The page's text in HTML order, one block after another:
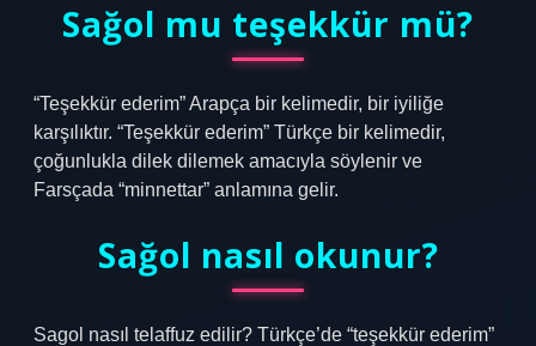
Sağol mu teşekkür mü?
“Teşekkür ederim” Arapça bir kelimedir, bir iyiliğe
karşılıktır. “Teşekkür ederim” Türkçe bir kelimedir,
çoğunlukla dilek dilemek amacıyla söylenir ve
Farsçada “minnettar” anlamına gelir.
Sağol nasıl okunur?
Sagol nasıl telaffuz edilir? Türkçe’de “teşekkür ederim”